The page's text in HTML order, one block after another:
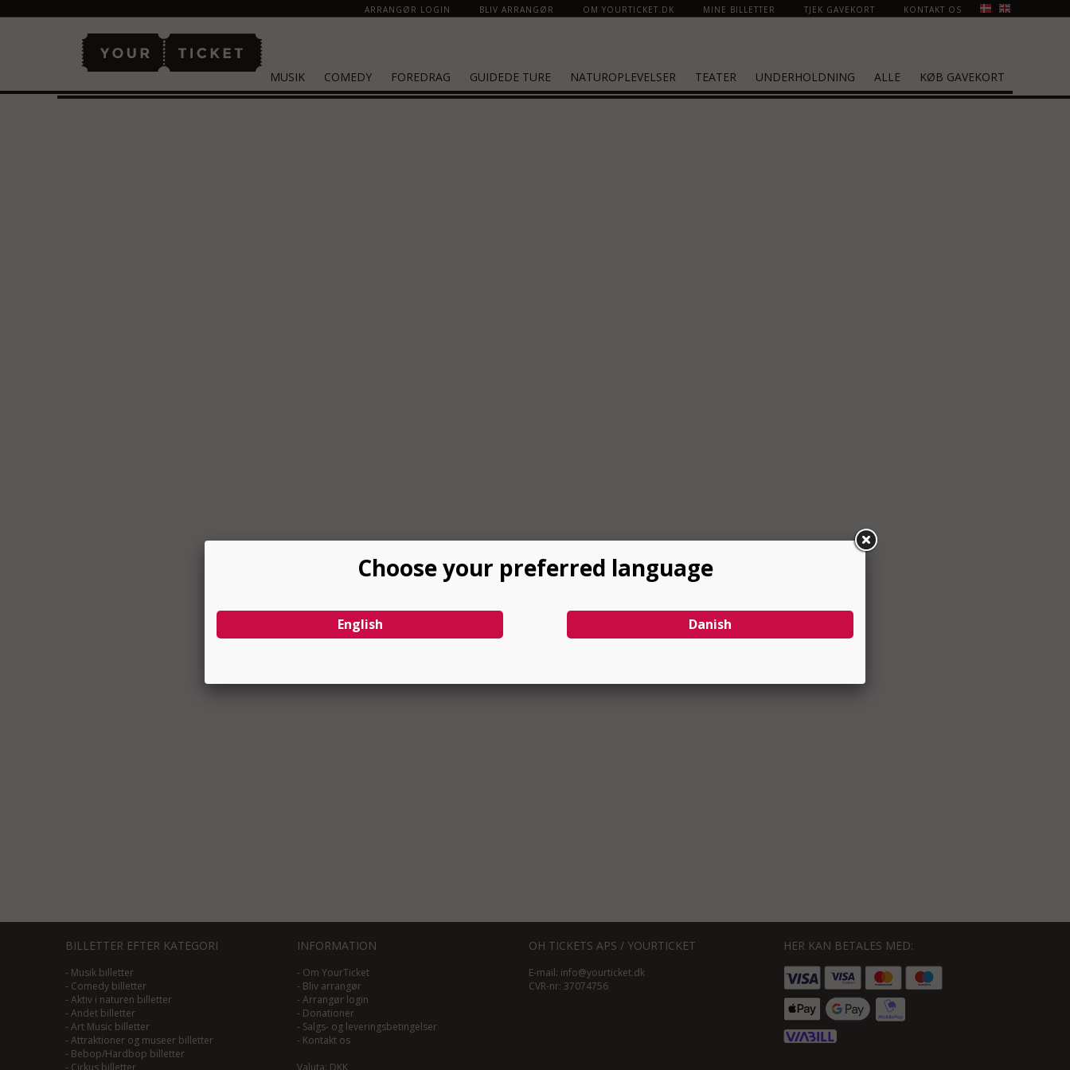
ARRANGØR LOGIN BLIV ARRANGØR OM YOURTICKET.DK MINE BILLETTER TJEK GAVEKORT KONTAKT OS
MUSIK COMEDY FOREDRAG GUIDEDE TURE NATUROPLEVELSER TEATER UNDERHOLDNING ALLE KØB GAVEKORT
BILLETTER EFTER KATEGORI
- Musik billetter
- Comedy billetter
- Aktiv i naturen billetter
- Andet billetter
- Art Music billetter
- Attraktioner og museer billetter
- Bebop/Hardbop billetter
- Cirkus billetter
INFORMATION
- Om YourTicket
- Bliv arrangør
- Arrangør login
- Donationer
- Salgs- og leveringsbetingelser
- Kontakt os
Valuta: DKK
OH TICKETS APS / YOURTICKET
E-mail: info@yourticket.dk
CVR-nr: 37074756
HER KAN BETALES MED: